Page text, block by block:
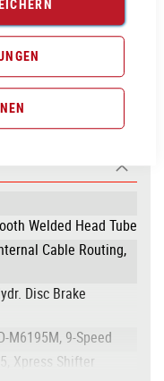
Welded Head Tube
Cable Routing,
Disc Brake
M6195M, 9-Speed
Xpress Shifter